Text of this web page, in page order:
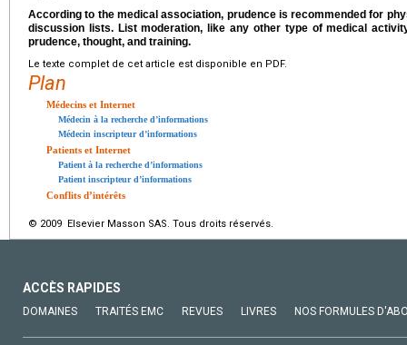
According to the medical association, prudence is recommended for
discussion lists. List moderation, like any other type of medical
prudence, thought, and training.
Le texte complet de cet article est disponible en PDF.
Plan
Médecins et Internet
Médecin à la recherche d’informations
Médecin inscripteur d’informations
Patients et Internet
Patient à la recherche d’informations
Patient inscripteur d’informations
Conflits d’intérêts
© 2009 Elsevier Masson SAS. Tous droits réservés.
ACCÈS RAPIDES
DOMAINES TRAITÉS EMC REVUES LIVRES NOS FORMULES